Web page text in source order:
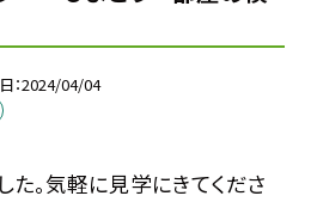
2024/04/04
た。気軽に見学にきてくださ